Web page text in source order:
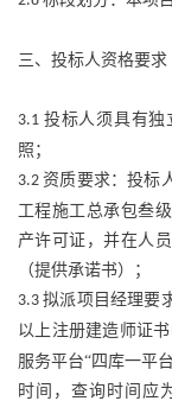
三、投标人资格要求
3.1 投标人须具有独
照；
3.2资质要求：投标
工程施工总承包叁
产许可证，并在人
（提供承诺书）；
3.3拟派项目经理要
以上注册建造师证书
服务平台“四库一平
时间，查询时间应